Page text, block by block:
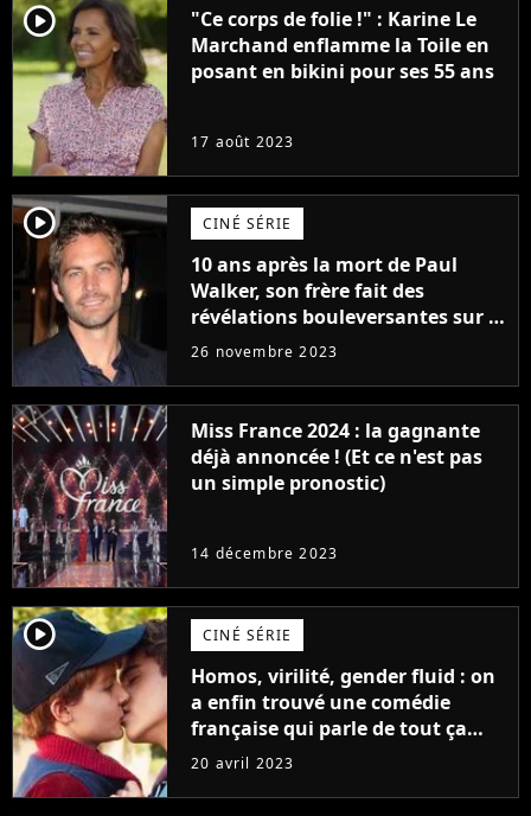
player2
"Ce corps de folie !" : Karine Le
Marchand enflamme la Toile en
posant en bikini pour ses 55 ans
17 août 2023
player2 CINÉ SÉRIE
10 ans après la mort de Paul
Walker, son frère fait des
révélations bouleversantes sur la
réaction des acteurs de Fast and
26 novembre 2023
Miss France 2024 : la gagnante
déjà annoncée ! (Et ce n'est pas
un simple pronostic)
14 décembre 2023
player2 CINÉ SÉRIE
Homos, virilité, gender fluid : on
a enfin trouvé une comédie
française qui parle de tout ça
sans être super ringarde
20 avril 2023